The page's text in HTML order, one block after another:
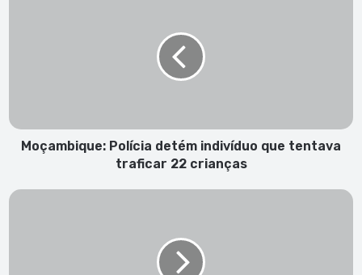
crianças
Moçambique: Polícia detém indivíduo que tentava
traficar 22 crianças
Final